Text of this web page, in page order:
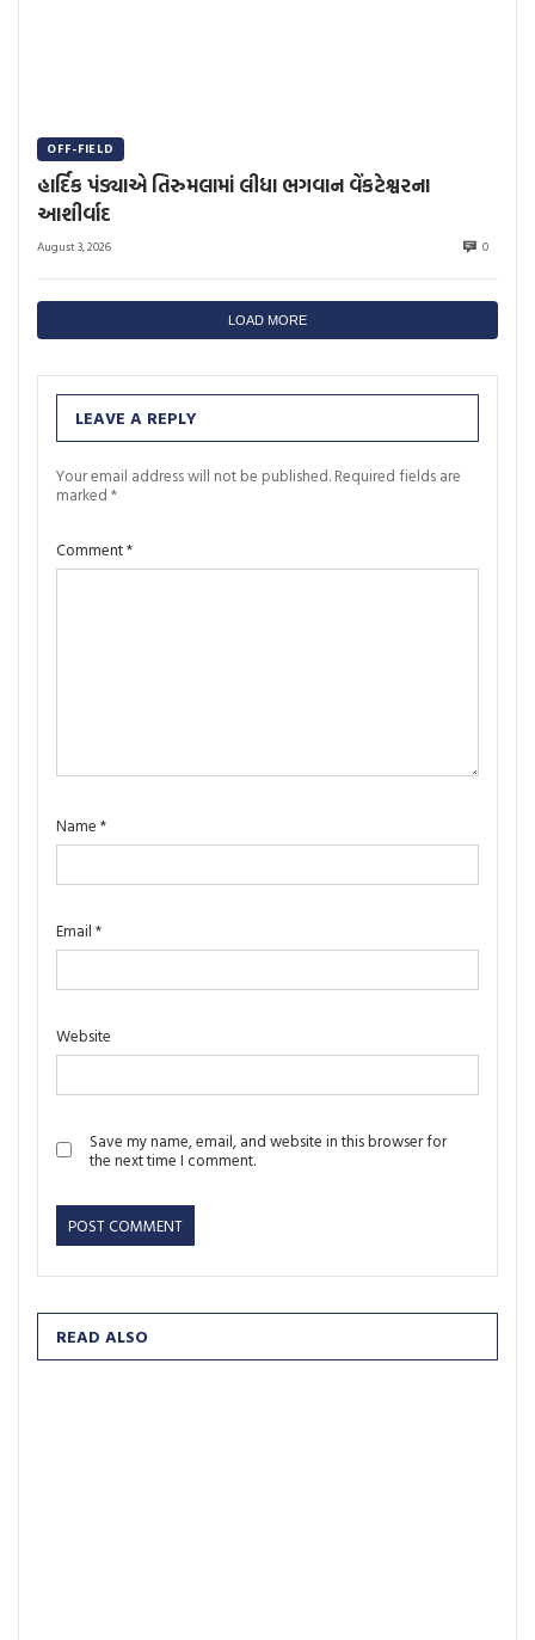
OFF-FIELD
હાર્દિક પંડ્યાએ તિરુમલામાં લીધા ભગવાન વેંકટેશ્વરના
આશીર્વાદ
August 3, 2026 0
LOAD MORE
LEAVE A REPLY
Your email address will not be published. Required fields are
marked *
Comment*
Name *
Email *
Website
Save my name, email, and website in this browser for
the next time I comment.
READ ALSO